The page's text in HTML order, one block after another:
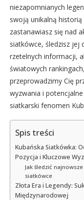
niezapomnianych
swoją unikalną
zastanawiasz się nad
siatkówce, śledzisz jej
rzetelnych informacji,
światowych
przeprowadzimy Cię
wyzwania i
siatkarski fenomen
Spis treści
Kubańska Siatkówka:
Pozycja i Kluczowe
Jak śledzić
siatkówce
Złota Era i Legendy:
Międzynarodowej